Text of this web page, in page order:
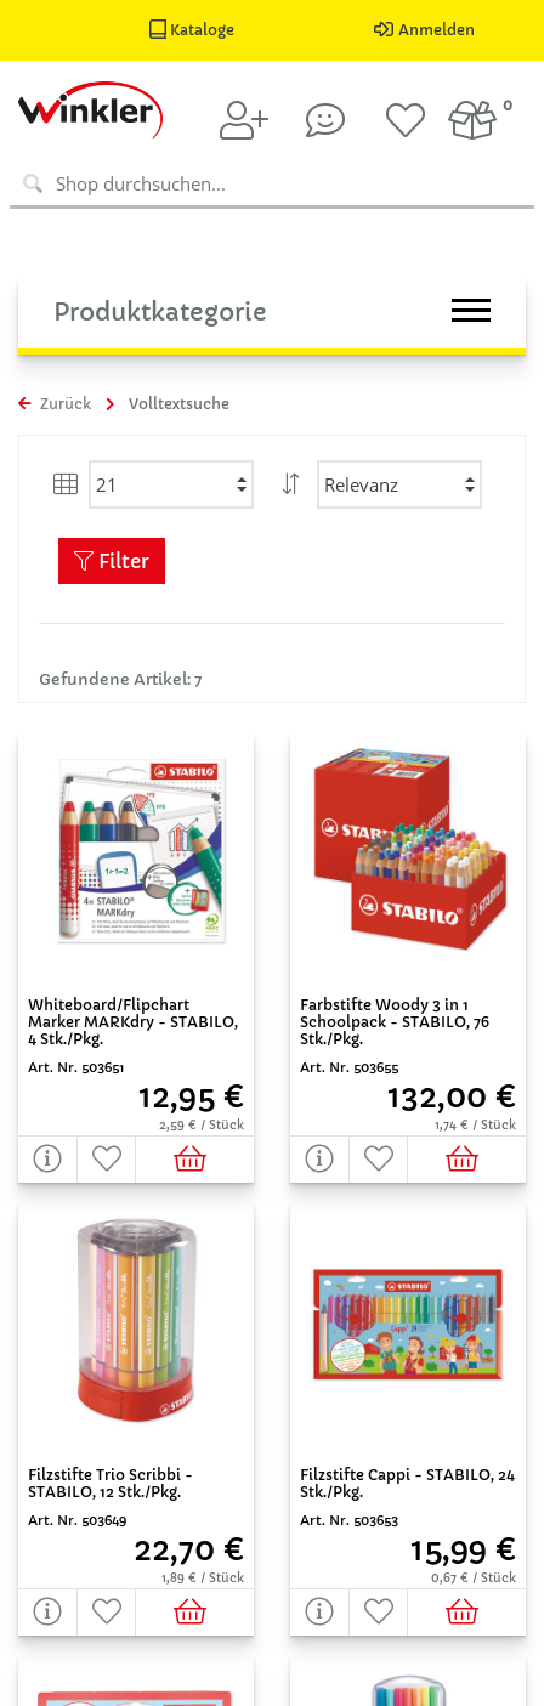
Kataloge Anmelden
0
Produktkategorie
Zurück Volltextsuche
Gefundene Artikel: 7
Filter
Whiteboard/Flipchart
Marker MARKdry - STABILO,
4 Stk./Pkg.
Art. Nr. 503651
12,95 €
2,59 € / Stück
Farbstifte Woody 3 in 1
Schoolpack - STABILO, 76
Stk./Pkg.
Art. Nr. 503655
132,00 €
1,74 € / Stück
Filzstifte Trio Scribbi -
STABILO, 12 Stk./Pkg.
Art. Nr. 503649
22,70 €
1,89 € / Stück
Filzstifte Cappi - STABILO, 24
Stk./Pkg.
Art. Nr. 503653
15,99 €
0,67 € / Stück